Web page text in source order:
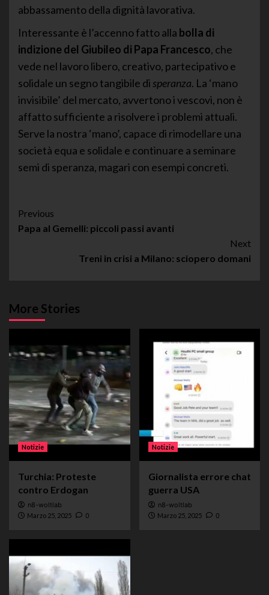
abbassamento della dignità lavorativa.
Interessante è l’accenno fatto alla bolla di
indizione del Giubileo di Papa Francesco, che
vede nel lavoro libero, creativo, partecipativo e
solidale un segno tangibile disperanza. La ‘mano
invisibile’ del mercato, avvertono i vescovi, non è
affatto sufficiente a risolvere i problemi attuali.
Serve la nostra ‘mano’, capace di rimodellare una
società equa e solidale e continuare a seminare
semi di speranza, magari con esempi concreti.
Post
Navigation
Previous
Papa al Gemelli: piccoli passi avanti
Next
Treni in crisi a Milano: sciopero domani
More Stories
Notizie
Turchia: Proteste
contro Erdogan
n8-woltlab
Marzo 25, 2025 0
Notizie
Giornalista errore chat
guerra USA
n8-woltlab
Marzo 25, 2025 0